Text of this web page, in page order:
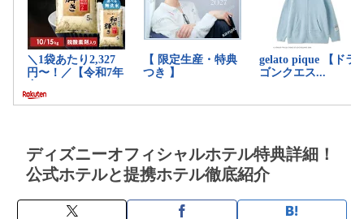
ディズニーオフィシャルホテル特典詳細！
公式ホテルと提携ホテル徹底紹介